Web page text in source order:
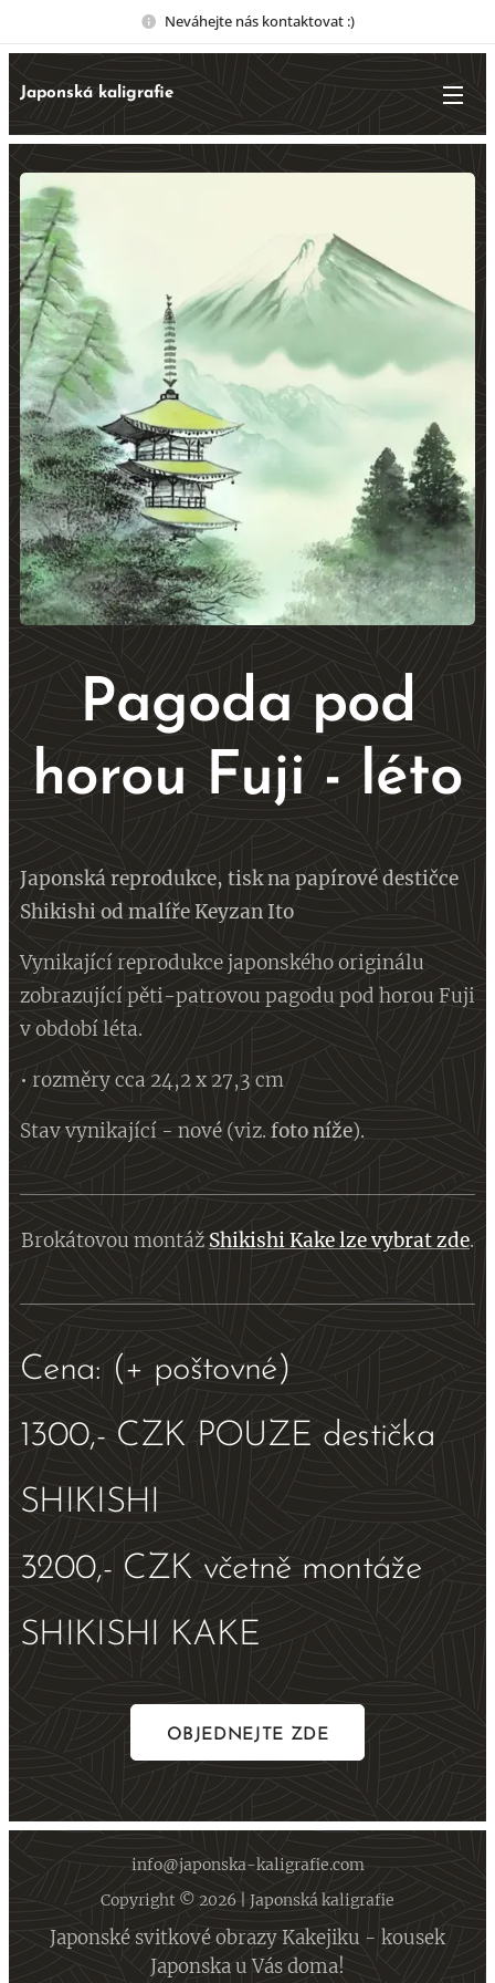
Neváhejte nás kontaktovat :)
Japonská kaligrafie
Pagoda pod
horou Fuji - léto
Japonská reprodukce, tiskna papírové destičce
Shikishi od malíře Keyzan Ito
Vynikající reprodukce japonského originálu
zobrazující pěti-patrovou pagodu pod horou Fuji
v období léta.
• rozměry cca 24,2 x 27,3 cm
Stav vynikající - nové (viz. fotoníže).
Brokátovou montáž Shikishi Kake lze vybrat zde.
Cena: (+ poštovné)
1300,- CZK POUZE destička
SHIKISHI
3200,- CZK včetně montáže
SHIKISHI KAKE
OBJEDNEJTE ZDE
info@japonska-kaligrafie.com
Copyright © 2026 | Japonská kaligrafie
Japonské svitkové obrazy Kakejiku - kousek
Japonska u Vás doma!